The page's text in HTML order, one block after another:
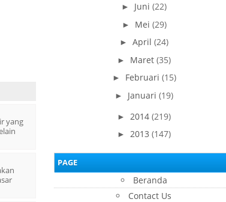
yang
► Juni (22)
► Mei (29)
► April (24)
► Maret (35)
► Februari (15)
► Januari (19)
► 2014 (219)
► 2013 (147)
PAGE
Beranda
Contact Us